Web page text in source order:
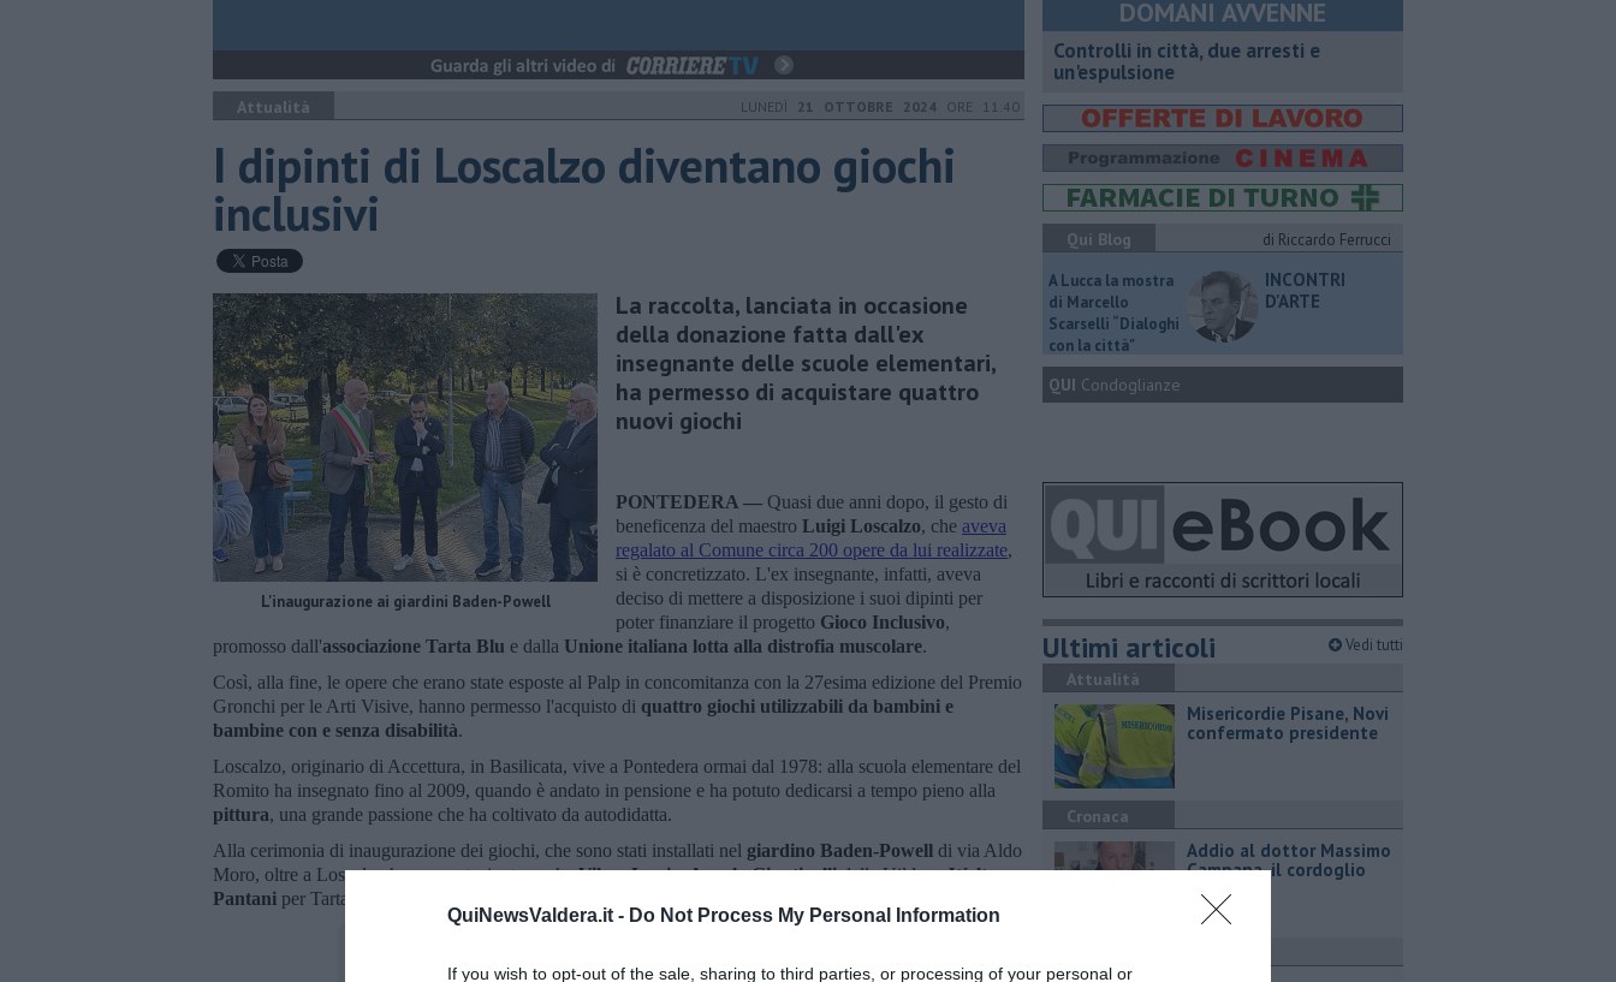
QuiNewsValdera.it - Do Not Process My Personal Information
If you wish to opt-out of the sale, sharing to third parties, or processing of your personal or
Attualità LUNEDÌ 21 OTTOBRE 2024 ORE 11:40
I dipinti di Loscalzo diventano giochi
inclusivi
L'inaugurazione ai giardini Baden-Powell
La raccolta, lanciata in occasione
della donazione fatta dall'ex
insegnante delle scuole elementari,
ha permesso di acquistare quattro
nuovi giochi
PONTEDERA — Quasi due anni dopo, il gesto di
beneficenza del maestro Luigi Loscalzo, che aveva
regalato al Comune circa 200 opere da lui realizzate,
si è concretizzato. L'ex insegnante, infatti, aveva
deciso di mettere a disposizione i suoi dipinti per
poter finanziare il progetto Gioco Inclusivo,
promosso dall'associazione Tarta Blu e dalla Unione italiana lotta alla distrofia muscolare.
Così, alla fine, le opere che erano state esposte al Palp in concomitanza con la 27esima edizione del Premio
Gronchi per le Arti Visive, hanno permesso l'acquisto di quattro giochi utilizzabili da bambini e
bambine con e senza disabilità.
Loscalzo, originario di Accettura, in Basilicata, vive a Pontedera ormai dal 1978: alla scuola elementare del
Romito ha insegnato fino al 2009, quando è andato in pensione e ha potuto dedicarsi a tempo pieno alla
pittura, una grande passione che ha coltivato da autodidatta.
Alla cerimonia di inaugurazione dei giochi, che sono stati installati nel giardino Baden-Powell di via Aldo
Moro, oltre a Loscalzo hanno partecipato ancheVilma LupieAngelo Giuntinellidella Uildm eWalter
Pantani per Tarta Blu, oltre agli assessori
DOMANI AVVENNE
Controlli in città, due arresti e
un'espulsione
Qui Blog
di Riccardo Ferrucci
A Lucca la mostra
di Marcello
Scarselli “Dialoghi
con la città"
INCONTRI
D'ARTE
QUI Condoglianze
Ultimi articoli Vedi tutti
Attualità
Misericordie Pisane, Novi
confermato presidente
Cronaca
Addio al dottor Massimo
Campana, il cordoglio